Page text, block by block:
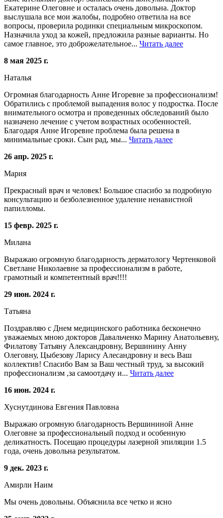
Екатерине Олеговне и осталась очень довольна. Доктор
выслушала все мои жалобы, подробно ответила на все
вопросы, проверила родинки специальным микроскопом.
Назначила уход за кожей, предложила разные варианты. Но
самое главное, это доброжелательное... Читать далее
8 мая 2025 г.
Наталья
Огромная благодарность Анне Игоревне за профессионализм!
Обратились с проблемой выпадения волос у подростка. После
внимательного осмотра и проведенных обследований было
назначено лечение с учетом возрастных особенностей.
Благодаря Анне Игоревне проблема была решена в
минимальные сроки. Сын рад, мы... Читать далее
26 апр. 2025 г.
Мария
Прекрасный врач и человек! Большое спасибо за подробную
консультацию и безболезненное удаление ненавистной
папилломы.
15 февр. 2025 г.
Милана
Выражаю огромную благодарность дерматологу Чертенковой
Светлане Николаевне за профессионализм в работе,
грамотный и компетентный врач!!!!
29 июн. 2024 г.
Татьяна
Поздравляю с Днем медицинского работника бесконечно
уважаемых мною докторов Давальченко Марину Анатольевну,
Филатову Татьяну Александровну, Вершинину Анну
Олеговну, Цыбезову Ларису Алесандровну и весь Ваш
коллектив! Спасибо Вам за Ваш честный труд, за высокий
профессионализм ,за самоотдачу и... Читать далее
16 июн. 2024 г.
Хуснутдинова Евгения Павловна
Выражаю огромную благодарность Вершининой Анне
Олеговне за профессиональный подход и особенную
деликатность. Посещаю процедуры лазерной эпиляции 1.5
года, очень довольна результатом.
9 дек. 2023 г.
Амирли Наим
Мы очень довольны. Объяснила все четко и ясно